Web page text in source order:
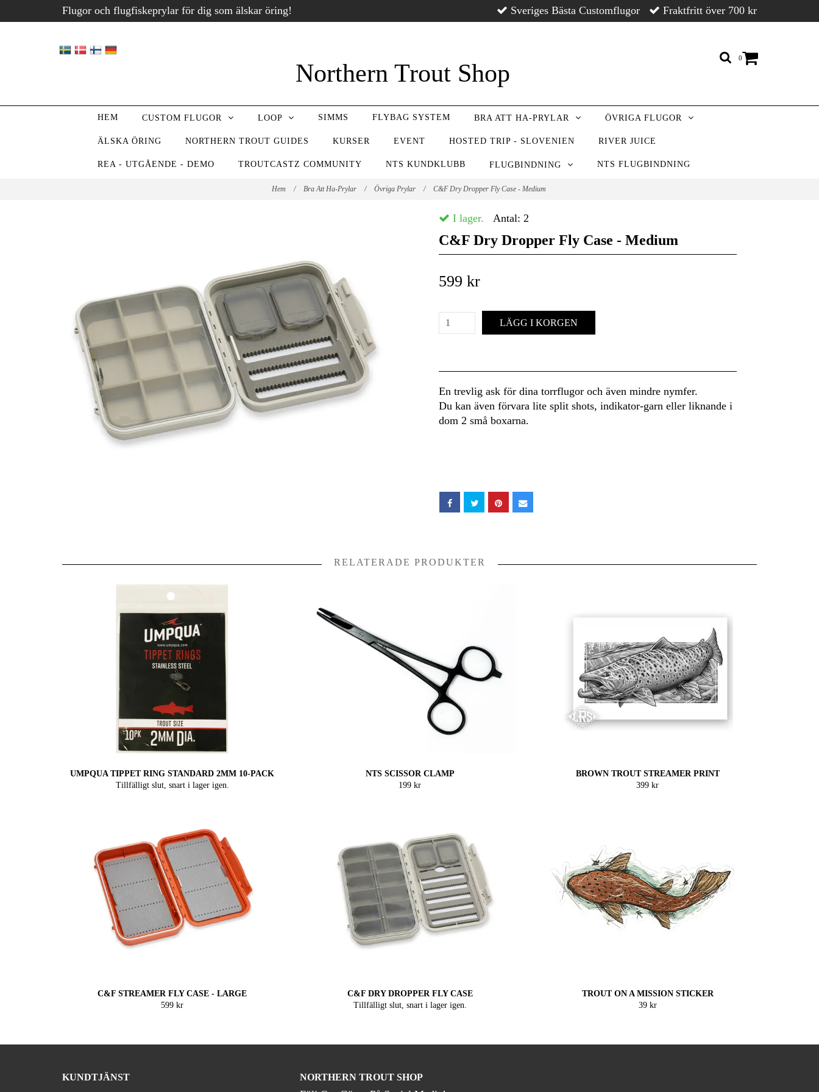
Flugor och flugfiskeprylar för dig som älskar öring! Sveriges Bästa Customflugor Fraktfritt över 700 kr
0
Northern Trout Shop
HEM CUSTOM FLUGOR LOOP SIMMS FLYBAG SYSTEM BRA ATT HA-PRYLAR ÖVRIGA FLUGOR
ÄLSKA ÖRING NORTHERN TROUT GUIDES KURSER EVENT HOSTED TRIP - SLOVENIEN RIVER JUICE
REA - UTGÅENDE - DEMO TROUTCASTZ COMMUNITY NTS KUNDKLUBB FLUGBINDNING NTS FLUGBINDNING
Hem / Bra Att Ha-Prylar / Övriga Prylar / C&F Dry Dropper Fly Case - Medium
I lager. Antal: 2
C&F Dry Dropper Fly Case - Medium
599 kr
LÄGG I KORGEN
En trevlig ask för dina torrflugor och även mindre nymfer.
Du kan även förvara lite split shots, indikator-garn eller liknande i
dom 2 små boxarna.
RELATERADE PRODUKTER
UMPQUA TIPPET RING STANDARD 2MM 10-PACK
Tillfälligt slut, snart i lager igen.
NTS SCISSOR CLAMP
199 kr
BROWN TROUT STREAMER PRINT
399 kr
C&F STREAMER FLY CASE - LARGE
599 kr
C&F DRY DROPPER FLY CASE
Tillfälligt slut, snart i lager igen.
TROUT ON A MISSION STICKER
39 kr
KUNDTJÄNST NORTHERN TROUT SHOP